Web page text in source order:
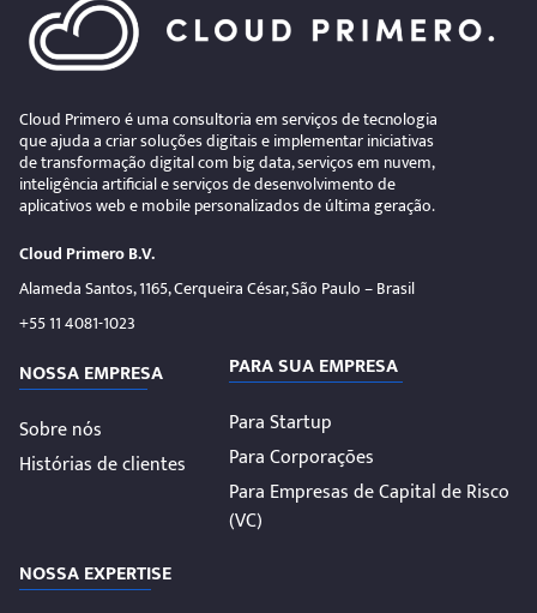
Cloud Primero é uma consultoria em serviços de tecnologia
que ajuda a criar soluções digitais e implementar iniciativas
de transformação digital com big data, serviços em nuvem,
inteligência artificial e serviços de desenvolvimento de
aplicativos web e mobile personalizados de última geração.
Cloud Primero B.V.
Alameda Santos, 1165, Cerqueira César, São Paulo – Brasil
+55 11 4081-1023
NOSSA EMPRESA
Sobre nós
Histórias de clientes
PARA SUA EMPRESA
Para Startup
Para Corporações
Para Empresas de Capital de Risco
(VC)
NOSSA EXPERTISE